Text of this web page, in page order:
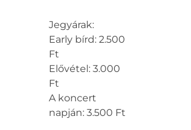
Jegyárak:
Early bírd: 2.500
Ft
Elővétel: 3.000
Ft
A koncert
napján: 3.500 Ft